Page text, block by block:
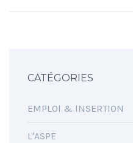
CATÉGORIES
EMPLOI & INSERTION
L'ASPE